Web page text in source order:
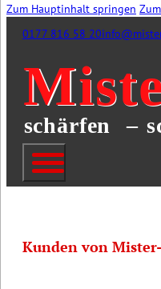
Zum Hauptinhalt springen
0177 816 58 20
Kunden von